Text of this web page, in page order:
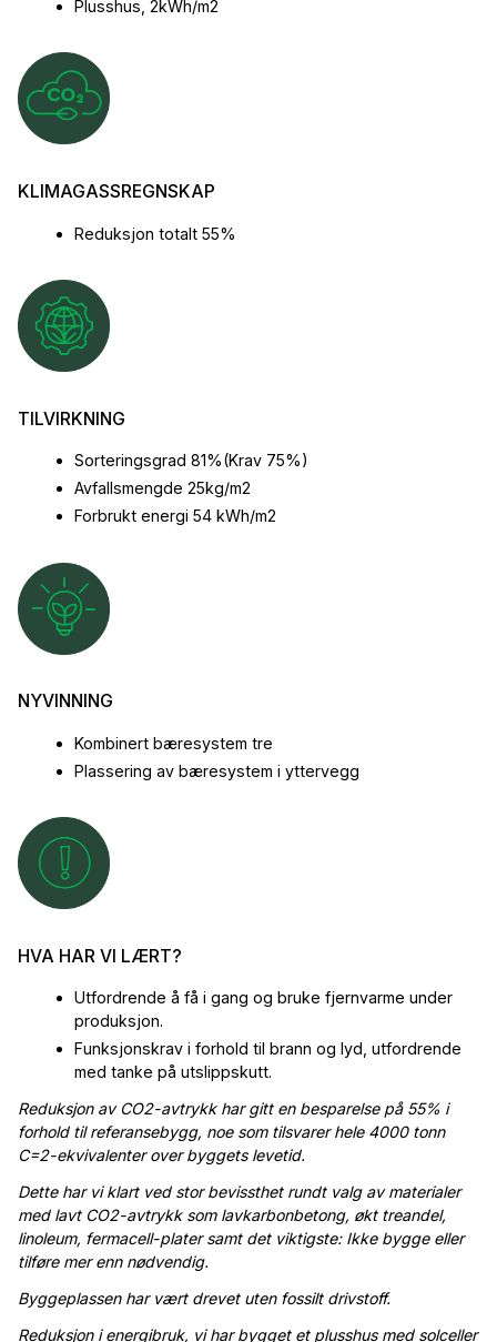
Plusshus, 2kWh/m2
KLIMAGASSREGNSKAP
Reduksjon totalt 55%
TILVIRKNING
Sorteringsgrad 81%(Krav 75%)
Avfallsmengde 25kg/m2
Forbrukt energi 54 kWh/m2
NYVINNING
Kombinert bæresystem tre
Plassering av bæresystem i yttervegg
HVA HAR VI LÆRT?
Utfordrende å få i gang og bruke fjernvarme under
produksjon.
Funksjonskrav i forhold til brann og lyd, utfordrende
med tanke på utslippskutt.
Reduksjon av CO2-avtrykk har gitt en besparelse på 55% i
forhold til referansebygg, noe som tilsvarer hele 4000 tonn
C=2-ekvivalenter over byggets levetid.
Dette har vi klart ved stor bevissthet rundt valg av materialer
med lavt CO2-avtrykk som lavkarbonbetong, økt treandel,
linoleum, fermacell-plater samt det viktigste: Ikke bygge eller
tilføre mer enn nødvendig.
Byggeplassen har vært drevet uten fossilt drivstoff.
Reduksjon i energibruk, vi har bygget et plusshus med solceller